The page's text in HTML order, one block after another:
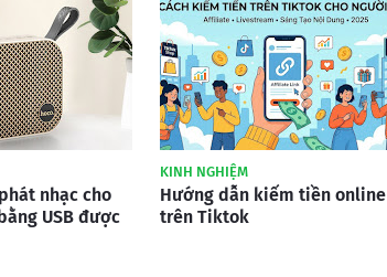
nhạc cho
USB được
KINH NGHIỆM
Hướng dẫn kiếm tiền online
trên Tiktok